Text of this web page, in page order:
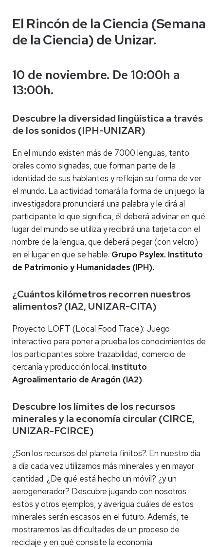
El Rincón de la Ciencia (Semana
de la Ciencia) de Unizar.
10 de noviembre. De 10:00h a
13:00h.
Descubre la diversidad lingüística a través
de los sonidos (IPH-UNIZAR)
En el mundo existen más de 7000 lenguas, tanto
orales como signadas, que forman parte de la
identidad de sus hablantes y reflejan su forma de ver
el mundo. La actividad tomará la forma de un juego: la
investigadora pronunciará una palabra y le dirá al
participante lo que significa, él deberá adivinar en qué
lugar del mundo se utiliza y recibirá una tarjeta con el
nombre de la lengua, que deberá pegar (con velcro)
en el lugar en que se hable. Grupo Psylex. Instituto
de Patrimonio y Humanidades (IPH).
¿Cuántos kilómetros recorren nuestros
alimentos? (IA2, UNIZAR-CITA)
Proyecto LOFT (Local Food Trace): Juego
interactivo para poner a prueba los conocimientos de
los participantes sobre trazabilidad, comercio de
cercanía y producción local. Instituto
Agroalimentario de Aragón (IA2)
Descubre los límites de los recursos
minerales y la economía circular (CIRCE,
UNIZAR-FCIRCE)
¿Son los recursos del planeta finitos?. En nuestro día
a día cada vez utilizamos más minerales y en mayor
cantidad. ¿De qué está hecho un móvil? ¿y un
aerogenerador? Descubre jugando con nosotros
estos y otros ejemplos, y averigua cuáles de estos
minerales serán escasos en el futuro. Además, te
mostraremos las dificultades de un proceso de
reciclaje y en qué consiste la economía